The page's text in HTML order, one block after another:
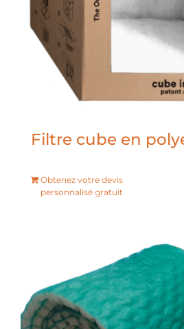
Filtre cube en
Obtenez votre devis
personnalisé gratuit